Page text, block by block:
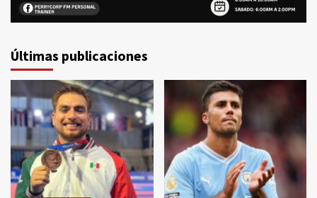
Últimas publicaciones